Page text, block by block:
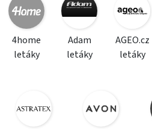
4home
letáky
Adam
letáky
AGEO.cz
letáky